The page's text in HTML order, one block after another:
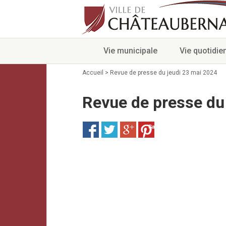
Vie municipale Vie
Accueil > Revue de presse du jeudi 23 mai 2024
Revue de presse
Save